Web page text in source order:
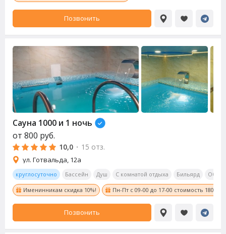
Позвонить
Сауна 1000 и 1 ночь
от 800 руб.
10,0 · 15 отз.
ул. Готвальда, 12а
круглосуточно Бассейн Душ С комнатой отдыха Бильярд
Именинникам скидка 10%! Пн-Пт с 09-00 до 17-00 стоимость 1800
Позвонить